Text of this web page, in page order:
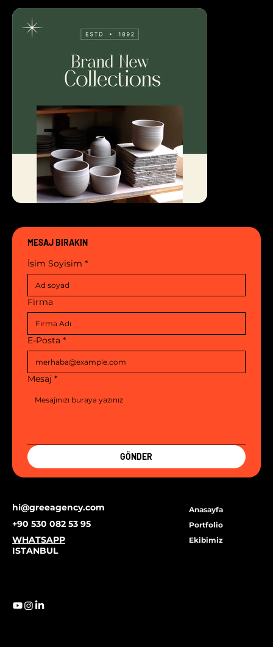
hi@greeagency.com
+90 530 082 53 95
WHATSAPP
ISTANBUL
Anasayfa
Portfolio
Ekibimiz
MESAJ BIRAKIN
İsim Soyisim *
Firma
E-Posta *
Mesaj *
GÖNDER